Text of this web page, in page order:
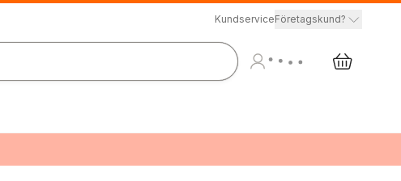
KundserviceFöretagskund?